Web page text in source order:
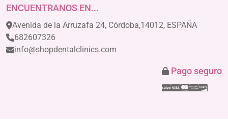
ENCUENTRANOS EN...
Avenida de la Arruzafa 24, Córdoba,14012, ESPAÑA
682607326
info@shopdentalclinics.com
Pago seguro
Stripe
Visa